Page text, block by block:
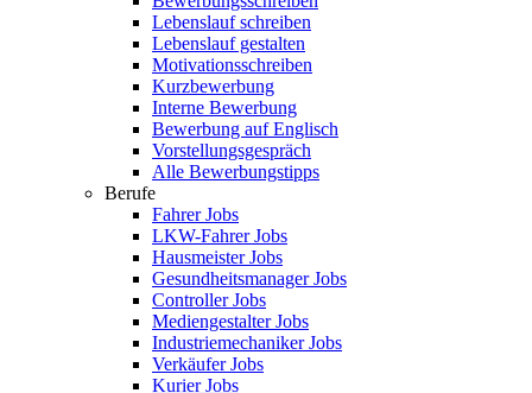
Lebenslauf schreiben
Lebenslauf gestalten
Motivationsschreiben
Kurzbewerbung
Interne Bewerbung
Bewerbung auf Englisch
Vorstellungsgespräch
Alle Bewerbungstipps
Berufe
Fahrer Jobs
LKW-Fahrer Jobs
Hausmeister Jobs
Gesundheitsmanager Jobs
Controller Jobs
Mediengestalter Jobs
Industriemechaniker Jobs
Verkäufer Jobs
Kurier Jobs